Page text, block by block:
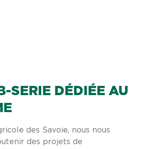
SERIE DÉDIÉE AU
des Savoie, nous nous
des projets de